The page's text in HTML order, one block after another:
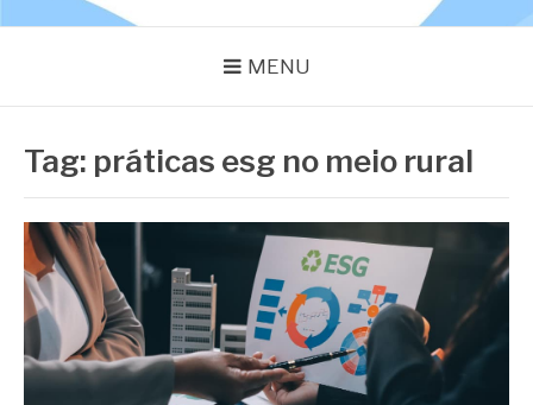
MENU
Tag: práticas esg no meio rural